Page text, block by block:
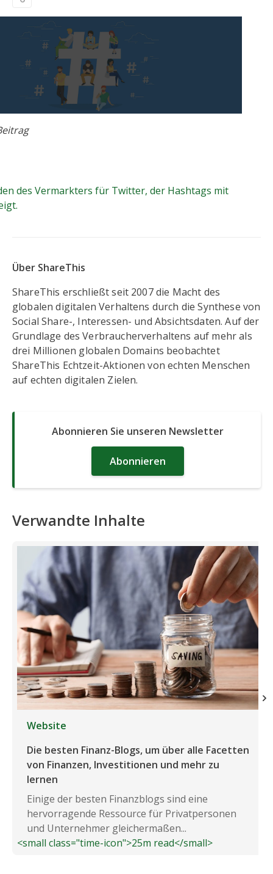
des Vermarkters für Twitter, der Hashtags mit
Über ShareThis
ShareThis erschließt seit 2007 die Macht des
globalen digitalen Verhaltens durch die Synthese von
Social Share-, Interessen- und Absichtsdaten. Auf der
Grundlage des Verbraucherverhaltens auf mehr als
drei Millionen globalen Domains beobachtet
ShareThis Echtzeit-Aktionen von echten Menschen
auf echten digitalen Zielen.
Abonnieren Sie unseren Newsletter
Abonnieren
Verwandte Inhalte
Website
Die besten Finanz-Blogs, um über alle Facetten
von Finanzen, Investitionen und mehr zu
lernen
Einige der besten Finanzblogs sind eine
hervorragende Ressource für Privatpersonen
und Unternehmer gleichermaßen...
<small class="time-icon">25m read</small>